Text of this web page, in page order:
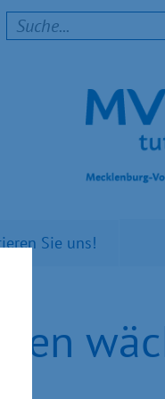
Sie uns!